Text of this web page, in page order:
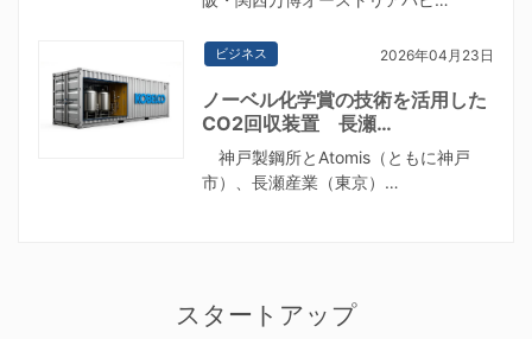
ビジネス 2026年04月23日
ノーベル化学賞の技術を活用した
CO2回収装置 長瀬…
神戸製鋼所とAtomis（ともに神戸
市）、長瀬産業（東京）…
スタートアップ